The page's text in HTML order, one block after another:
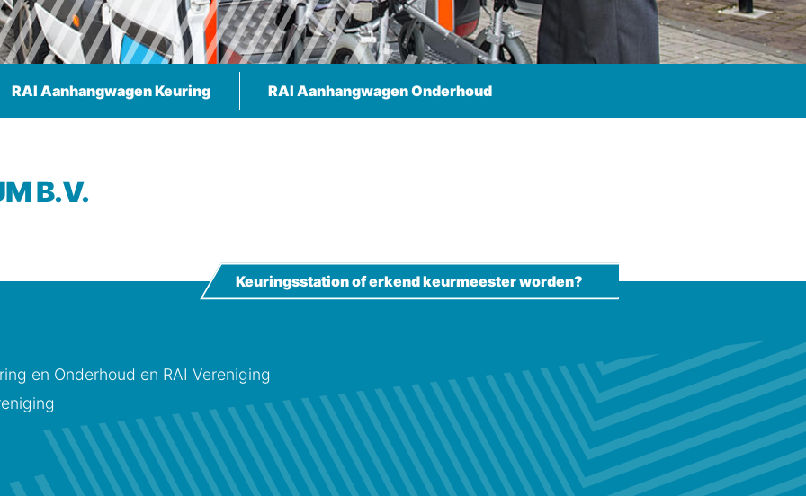
RAI Aanhangwagen Keuring RAI Aanhangwagen Onderhoud
B.V.
en Onderhoud en RAI Vereniging
Keuringsstation of erkend keurmeester worden?